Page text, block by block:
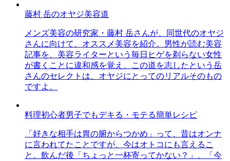
藤村 岳のオヤジ美容道
メンズ美容の研究家・藤村 岳さんが、同世代のオヤジ
さんに向けて、オススメ美容を紹介。男性が読む美容
記事を、美容ライターという毎日ヒゲを剃らない女性
が書くことに違和感を覚え、この道を志したという岳
さんのセレクトは、オヤジにとってのリアルそのもの
ですよ。
料理初心者男子でもデキる・モテる簡単レシピ
「好きな相手は胃の腑からつかめ」って、昔はオンナ
に言われてたことですが、今はオトコにも言えるこ
と。飲んだ後「ちょっと一杯寄ってかない？」、「今